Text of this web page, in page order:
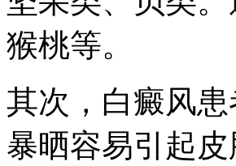
猴桃等。
其次，白癜风
暴晒容易引起